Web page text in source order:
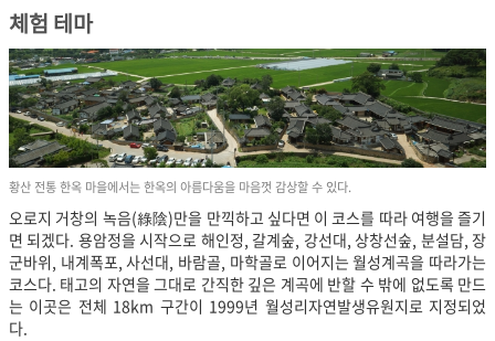
체험 테마
황산 전통 한옥 마을에서는 한옥의 아름다움을 마음껏 감상할 수 있다.
오로지 거창의 녹음(綠陰)만을 만끽하고 싶다면 이 코스를 따라 여행을 즐기
면 되겠다. 용암정을 시작으로 해인정, 갈계숲, 강선대, 상창선숲, 분설담, 장
군바위, 내계폭포, 사선대, 바람골, 마학골로 이어지는 월성계곡을 따라가는
코스다. 태고의 자연을 그대로 간직한 깊은 계곡에 반할 수 밖에 없도록 만드
는 이곳은 전체 18km 구간이 1999년 월성리자연발생유원지로 지정되었
다.